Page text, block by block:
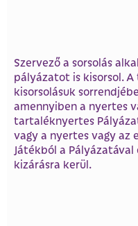
Szervező a sorsolás
pályázatot is kisorsol.
kisorsolásuk
amennyiben a nyertes
tartaléknyertes
vagy a nyertes vagy
Játékból a Pályázatával
kizárásra kerül.